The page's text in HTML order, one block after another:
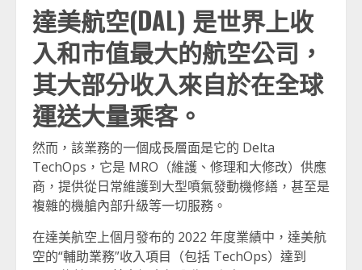
達美航空(DAL) 是世界上收
入和市值最大的航空公司，
其大部分收入來自於在全球
運送大量乘客。
然而，該業務的一個成長層面是它的 Delta
TechOps，它是 MRO（維護、修理和大修改）供應
商，提供從日常維護到大型噴氣發動機修繕，甚至是
複雜的機艙內部升級等一切服務。
在達美航空上個月發布的 2022 年度業績中，達美航
空的“輔助業務”收入項目（包括 TechOps）達到